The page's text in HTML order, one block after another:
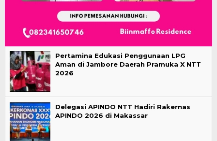
Pertamina Edukasi Penggunaan LPG
Aman di Jambore Daerah Pramuka X NTT
2026
Delegasi APINDO NTT Hadiri Rakernas
APINDO 2026 di Makassar